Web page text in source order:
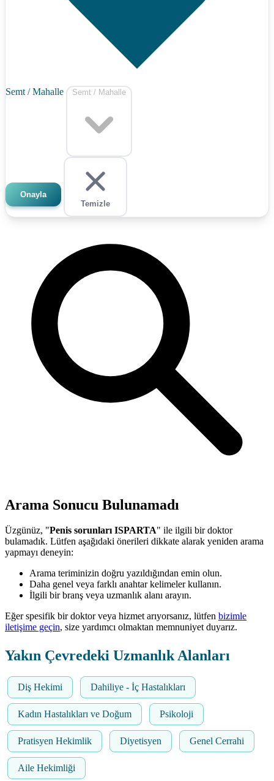
Semt / Mahalle Semt / Mahalle
Onayla
Temizle
Arama Sonucu Bulunamadı
Üzgünüz, "Penis sorunları ISPARTA" ile ilgili bir doktor
bulamadık. Lütfen aşağıdaki önerileri dikkate alarak yeniden arama
yapmayı deneyin:
Arama teriminizin doğru yazıldığından emin olun.
Daha genel veya farklı anahtar kelimeler kullanın.
İlgili bir branş veya uzmanlık alanı arayın.
Eğer spesifik bir doktor veya hizmet arıyorsanız, lütfen bizimle
iletişime geçin, size yardımcı olmaktan memnuniyet duyarız.
Yakın Çevredeki Uzmanlık Alanları
Diş Hekimi Dahiliye - İç Hastalıkları
Kadın Hastalıkları ve Doğum Psikoloji
Pratisyen Hekimlik Diyetisyen Genel Cerrahi
Aile Hekimliği